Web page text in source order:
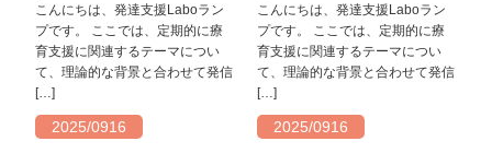
こんにちは、発達支援Laboラン
プです。 ここでは、定期的に療
育支援に関連するテーマについ
て、理論的な背景と合わせて発信
[…]
2025/0916
こんにちは、発達支援Laboラン
プです。 ここでは、定期的に療
育支援に関連するテーマについ
て、理論的な背景と合わせて発信
[…]
2025/0916